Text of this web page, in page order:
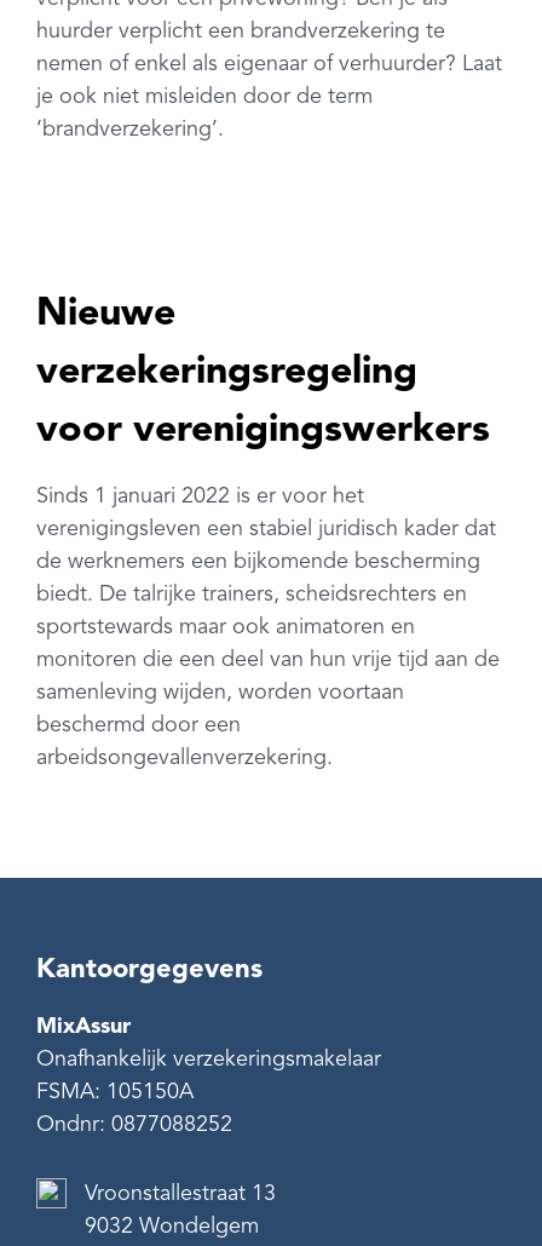
huurder verplicht een brandverzekering te
nemen of enkel als eigenaar of verhuurder? Laat
je ook niet misleiden door de term
‘brandverzekering’.
Nieuwe
verzekeringsregeling
voor verenigingswerkers
Sinds 1 januari 2022 is er voor het
verenigingsleven een stabiel juridisch kader dat
de werknemers een bijkomende bescherming
biedt. De talrijke trainers, scheidsrechters en
sportstewards maar ook animatoren en
monitoren die een deel van hun vrije tijd aan de
samenleving wijden, worden voortaan
beschermd door een
arbeidsongevallenverzekering.
Kantoorgegevens
MixAssur
Onafhankelijk verzekeringsmakelaar
FSMA: 105150A
Ondnr: 0877088252
Vroonstallestraat 13
9032 Wondelgem